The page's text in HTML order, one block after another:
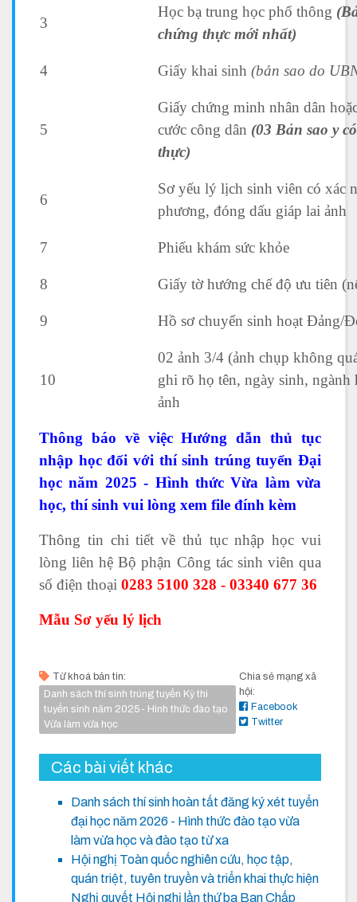
3
Học bạ trung học phổ thông
chứng thực mới nhất)
4 Giấy khai sinh (bản sao do
5
Giấy chứng minh nhân dân
cước công dân (03 Bản sao y
thực)
6
Sơ yếu lý lịch sinh viên có xác
phương, đóng dấu giáp lai ảnh
7 Phiếu khám sức khỏe
8 Giấy tờ hướng chế độ ưu tiên
9 Hồ sơ chuyển sinh hoạt Đảng/
10
02 ảnh 3/4 (ảnh chụp không
ghi rõ họ tên, ngày sinh, ngành
ảnh
Thông báo về việc Hướng dẫn thủ tục
nhập học đối với thí sinh trúng tuyển Đại
học năm 2025 - Hình thức Vừa làm vừa
học, thí sinh vui lòng xem file đính kèm
Thông tin chi tiết về thủ tục nhập học vui
lòng liên hệ Bộ phận Công tác sinh viên qua
số điện thoại 0283 5100 328 - 03340 677 36
Mẫu Sơ yếu lý lịch
Từ khoá bản tin:
Danh sách thí sinh trúng tuyển Kỳ thi
tuyển sinh năm 2025- Hình thức đào tạo
Vừa làm vừa học
Chia sẻ mạng xã
hội:
Facebook
Twitter
Các bài viết khác
Danh sách thí sinh hoàn tất đăng ký xét tuyển
đại học năm 2026 - Hình thức đào tạo vừa
làm vừa học và đào tạo từ xa
Hội nghị Toàn quốc nghiên cứu, học tập,
quán triệt, tuyên truyền và triển khai thực hiện
Nghị quyết Hội nghị lần thứ ba Ban Chấp